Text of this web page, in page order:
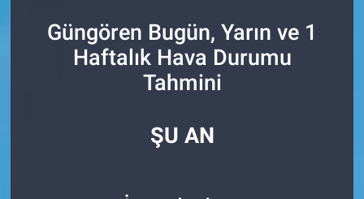
Güngören Bugün, Yarın ve 1
Haftalık Hava Durumu
Tahmini
ŞU AN
Kültür & Sanat
Tüm Manşetler
Son Dakika Haberleri